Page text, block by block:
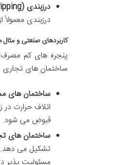
درزبندی (Weather Stripping) :
درزبندی معمولاً
کاربردهای صنعتی ومثال
پنجره های کم مصرف
ساختمان های تجاری
ساختمان های
اتلاف حرارت در
قبوض می شود.
ساختمان های
تشکیل می دهد.
مسئولیت پذیر